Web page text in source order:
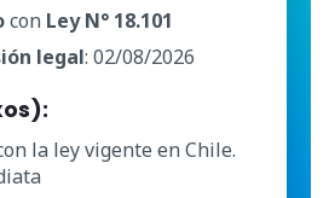
con Ley N° 18.101
legal: 02/08/2026
la ley vigente en Chile.